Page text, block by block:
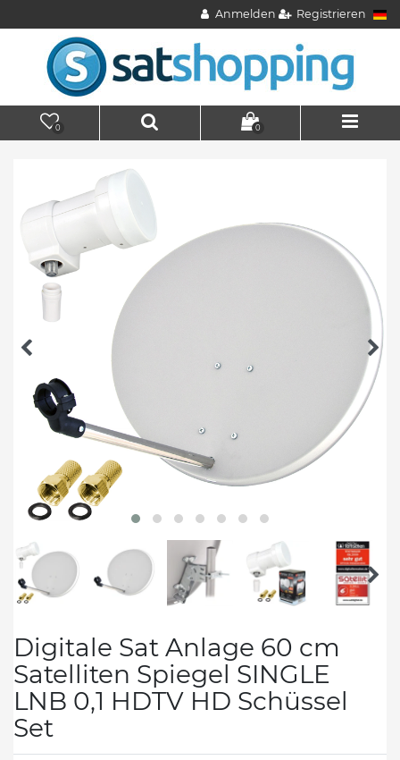
Anmelden Registrieren
0 0
Digitale Sat Anlage 60 cm
Satelliten Spiegel SINGLE
LNB 0,1 HDTV HD Schüssel
Set